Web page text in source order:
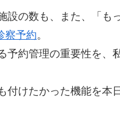
設の数も、また、「も
察予約。
予約管理の重要性を、
付けたかった機能を本